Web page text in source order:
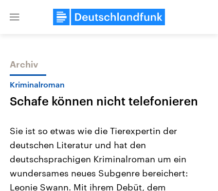
Close
Themen
Landtagswahl Sachsen-Anhalt
2026
Alle Informationen
USA
Aktuelle Beiträge,
Hintergründe
Archiv
Kriminalroman
Schafe können nicht telefonieren
Sie ist so etwas wie die Tierexpertin der
deutschen Literatur und hat den
deutschsprachigen Kriminalroman um ein
wundersames neues Subgenre bereichert:
Leonie Swann. Mit ihrem Debüt, dem